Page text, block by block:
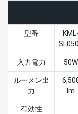
型番
KML-
入力電力
50W
ルーメン出
力
lm
有効性